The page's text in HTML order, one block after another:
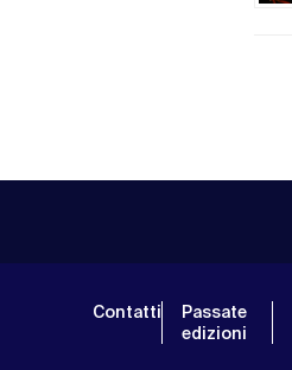
Contatti
Passate
edizioni